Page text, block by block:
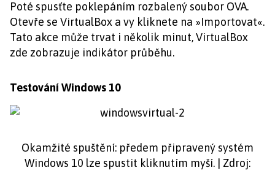
Poté spusťte poklepáním rozbalený soubor OVA.
Otevře se VirtualBox a vy kliknete na »Importovat«.
Tato akce může trvat i několik minut, VirtualBox
zde zobrazuje indikátor průběhu.
Testování Windows 10
Okamžité spuštění: předem připravený systém
Windows 10 lze spustit kliknutím myší. | Zdroj: